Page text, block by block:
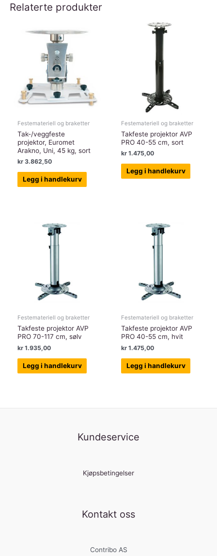
Relaterte produkter
Festemateriell og braketter
Tak-/veggfeste
projektor, Euromet
Arakno, Uni, 45 kg, sort
kr 3.862,50
Legg i handlekurv
Festemateriell og braketter
Takfeste projektor AVP
PRO 40-55 cm, sort
kr 1.475,00
Legg i handlekurv
Festemateriell og braketter
Takfeste projektor AVP
PRO 70-117 cm, sølv
kr 1.935,00
Legg i handlekurv
Festemateriell og braketter
Takfeste projektor AVP
PRO 40-55 cm, hvit
kr 1.475,00
Legg i handlekurv
Kundeservice
Kjøpsbetingelser
Kontakt oss
Contribo AS